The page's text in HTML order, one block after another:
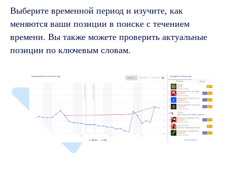
Выберите временной период и изучите, как
меняются ваши позиции в поиске с течением
времени. Вы также можете проверить актуальные
позиции по ключевым словам.